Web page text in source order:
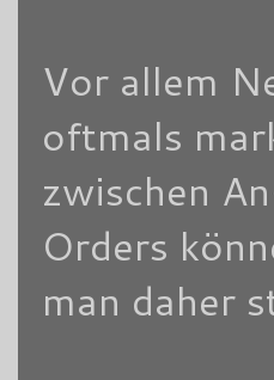
Vor allem
oftmals
zwischen
Orders
man daher